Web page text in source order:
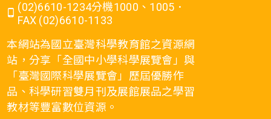
(02)6610-1234分機1000、1005．
FAX (02)6610-1133
本網站為國立臺灣科學教育館之資源網
站，分享「全國中小學科學展覽會」與
「臺灣國際科學展覽會」歷屆優勝作
品、科學研習雙月刊及展館展品之學習
教材等豐富數位資源。